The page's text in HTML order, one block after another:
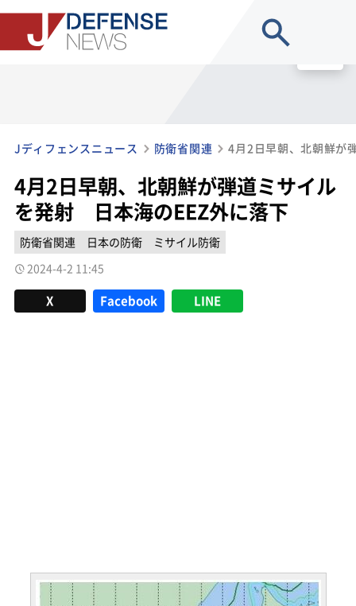
Jディフェンスニュース 防衛省関連
4月2日早朝、北朝鮮が弾道ミサイル
を発射 日本海のEEZ外に落下
防衛省関連 日本の防衛
ミサイル防衛
2024-4-2 11:45
X Facebook LINE